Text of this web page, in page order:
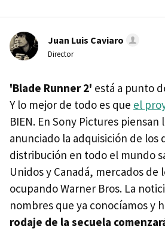
Juan Luis Caviaro
Director
'Blade Runner 2' está a punto
Y lo mejor de todo es que el
BIEN. En Sony Pictures piensan
anunciado la adquisición de los
distribución en todo el mundo
Unidos y Canadá, mercados de
ocupando Warner Bros. La
nombres que ya conocíamos y
rodaje de la secuela